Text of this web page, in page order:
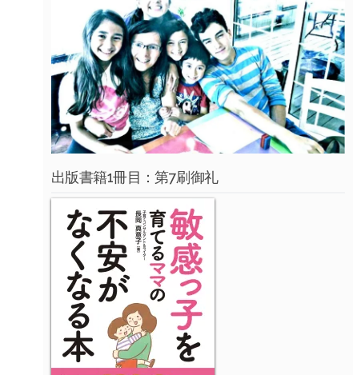
出版書籍1冊目：第7刷御礼